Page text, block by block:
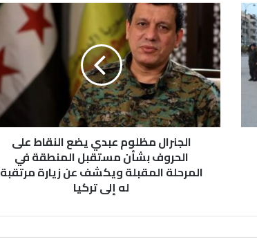
الجنرال
مظلوم
عبدي
يضع
النقاط
على
الحروف
بشأن
مستقبل
المنطقة
المرحلة
عن
مرتقبة
الجنرال مظلوم عبدي يضع النقاط على
الحروف بشأن مستقبل المنطقة في
المرحلة المقبلة ويكشف عن زيارة مرتقبة
له إلى تركيا